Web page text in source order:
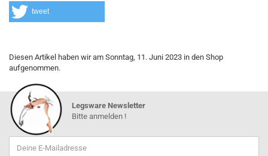
tweet
Diesen Artikel haben wir am Sonntag, 11. Juni 2023 in den Shop
aufgenommen.
Legsware Newsletter
Bitte anmelden !